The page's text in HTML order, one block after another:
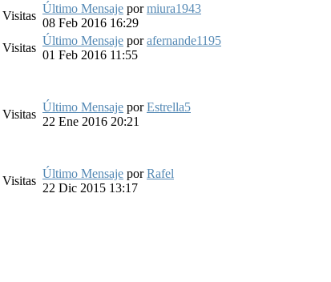
Visitas
Último Mensaje pormiura1943
08 Feb 2016 16:29
Visitas
Último Mensaje porafernande1195
01 Feb 2016 11:55
Visitas
Último Mensaje porEstrella5
22 Ene 2016 20:21
Visitas
Último Mensaje porRafel
22 Dic 2015 13:17